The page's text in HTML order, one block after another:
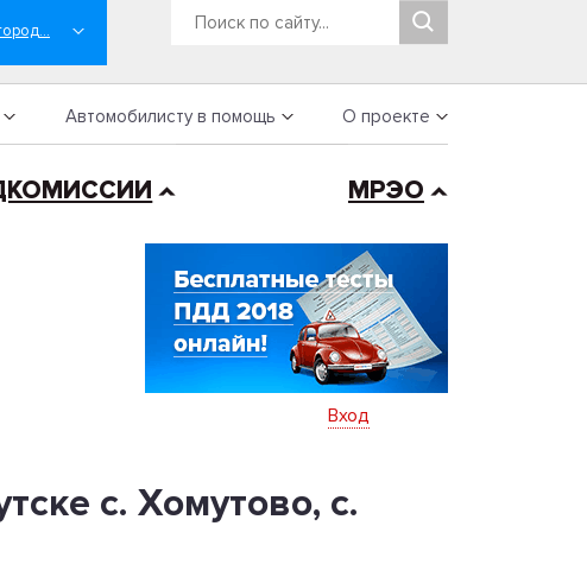
Автомобилисту в помощь О проекте
МРЭО
Вход
с. Хомутово, с.